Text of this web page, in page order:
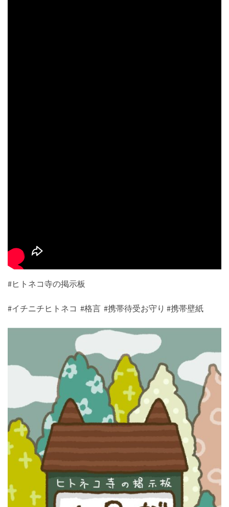
#ヒトネコ寺の掲示板
#イチニチヒトネコ #格言 #携帯待受お守り #携帯壁紙